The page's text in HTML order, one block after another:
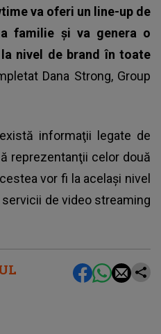
va oferi un line-up de
familie şi va genera o
nivel de brand în toate
Dana Strong, Group
informaţii legate de
reprezentanţii celor două
vor fi la acelaşi nivel
de video streaming